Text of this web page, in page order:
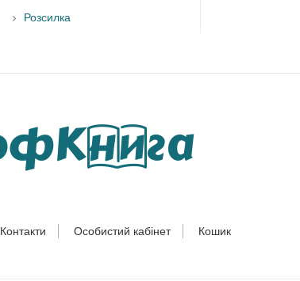
Розсилка
Контакти Особистий кабінет Кошик